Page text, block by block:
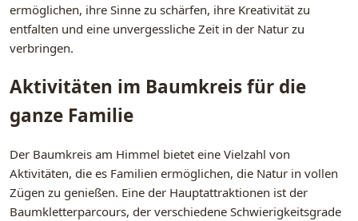
ermöglichen, ihre Sinne zu schärfen, ihre Kreativität zu
entfalten und eine unvergessliche Zeit in der Natur zu
verbringen.
Aktivitäten im Baumkreis für die
ganze Familie
Der Baumkreis am Himmel bietet eine Vielzahl von
Aktivitäten, die es Familien ermöglichen, die Natur in vollen
Zügen zu genießen. Eine der Hauptattraktionen ist der
Baumkletterparcours, der verschiedene Schwierigkeitsgrade